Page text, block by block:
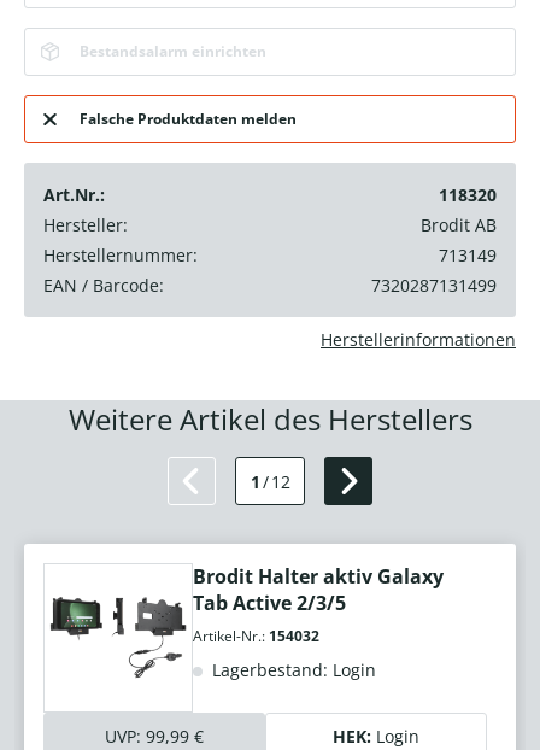
Bestandsalarm einrichten
Falsche Produktdaten melden
Art.Nr.:
118320
Hersteller:
Brodit AB
Herstellernummer:
713149
EAN / Barcode:
7320287131499
Herstellerinformationen
Weitere Artikel des Herstellers
1 /12
Brodit Halter aktiv Galaxy
Tab Active 2/3/5
Artikel-Nr.: 154032
Lagerbestand: Login
UVP: 99,99 € HEK: Login